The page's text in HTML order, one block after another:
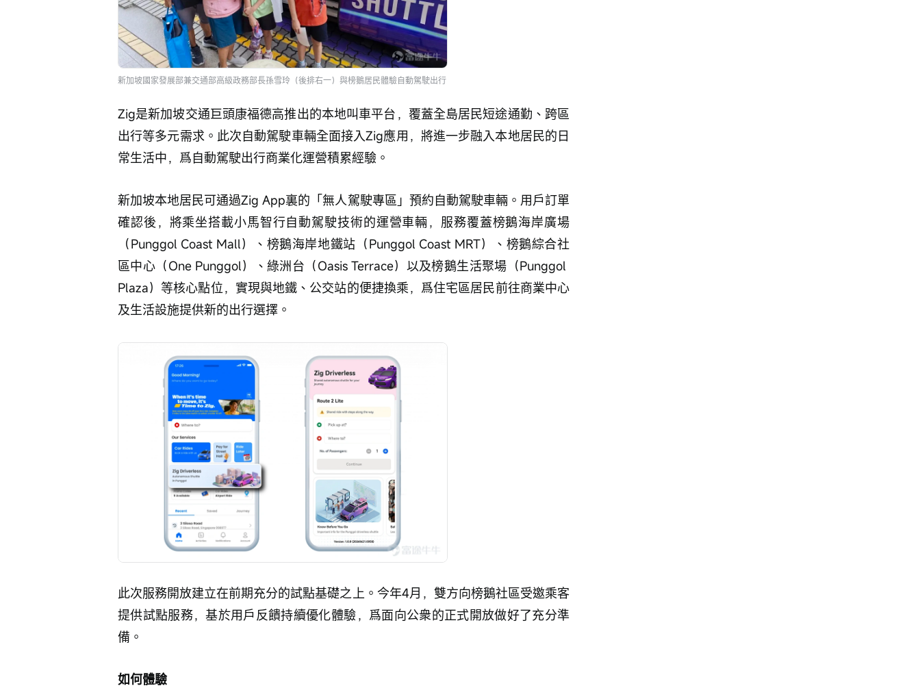
新加坡國家發展部兼交通部高級政務部長孫雪玲（後排右一）與榜鵝居民體驗自動駕駛出行
Zig是新加坡交通巨頭康福德高推出的本地叫車平台，覆蓋全島居民短途通勤、跨區
出行等多元需求。此次自動駕駛車輛全面接入Zig應用，將進一步融入本地居民的日
常生活中，爲自動駕駛出行商業化運營積累經驗。
新加坡本地居民可通過Zig App裏的「無人駕駛專區」預約自動駕駛車輛。用戶訂單
確認後，將乘坐搭載小馬智行自動駕駛技術的運營車輛，服務覆蓋榜鵝海岸廣場
（Punggol Coast Mall）、榜鵝海岸地鐵站（Punggol Coast MRT）、榜鵝綜合社
區中心（One Punggol）、綠洲台（Oasis Terrace）以及榜鵝生活聚場（Punggol
Plaza）等核心點位，實現與地鐵、公交站的便捷換乘，爲住宅區居民前往商業中心
及生活設施提供新的出行選擇。
此次服務開放建立在前期充分的試點基礎之上。今年4月，雙方向榜鵝社區受邀乘客
提供試點服務，基於用戶反饋持續優化體驗，爲面向公衆的正式開放做好了充分準
備。
如何體驗